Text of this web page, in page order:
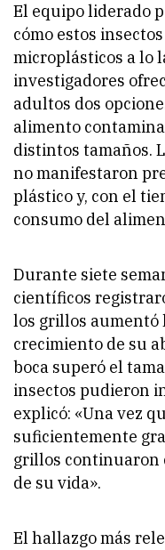
El equipo liderado
cómo estos
microplásticos a lo
investigadores
adultos dos
alimento
distintos tamaños.
no manifestaron
plástico y, con el
consumo del
Durante siete
científicos
los grillos aumentó
crecimiento de su
boca superó el
insectos pudieron
explicó: «Una vez
suficientemente
grillos continuaron
de su vida».
El hallazgo más